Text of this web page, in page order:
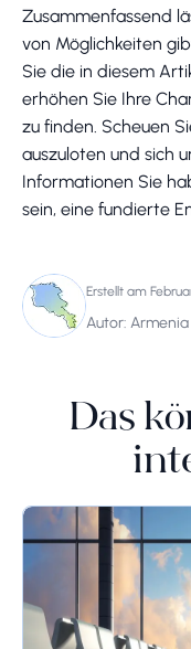
Zusammenfassend
von Möglichkeiten
Sie die in diesem
erhöhen Sie Ihre
zu finden. Scheuen
auszuloten und sich
Informationen Sie
sein, eine fundierte
Erstellt am
Autor:
Das